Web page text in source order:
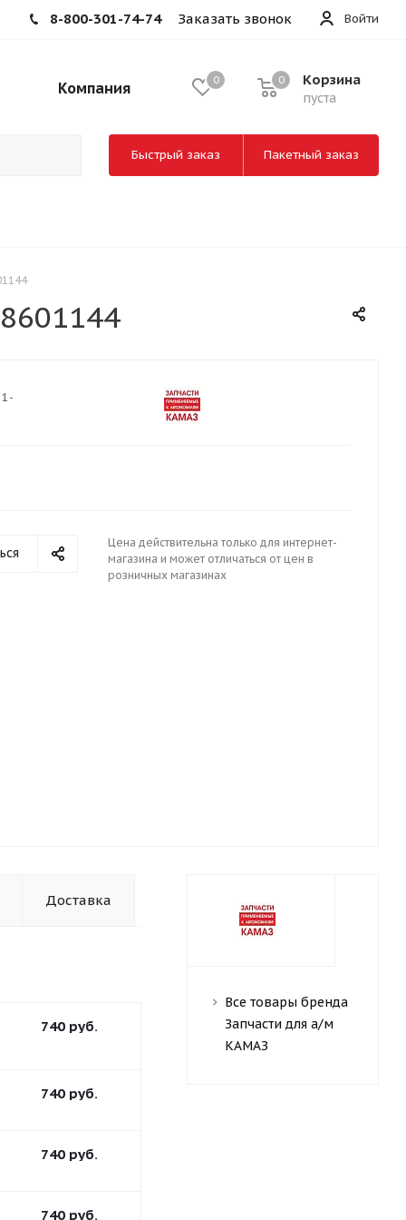
Войти
8-800-301-74-74 Заказать звонок
0 Корзина
пуста
0
Компания
Быстрый заказ Пакетный заказ
Цена действительна только для интернет-
магазина и может отличаться от цен в
розничных магазинах
Доставка
740руб.
740руб.
740руб.
740руб.
Все товары бренда
Запчасти для а/м
КАМАЗ